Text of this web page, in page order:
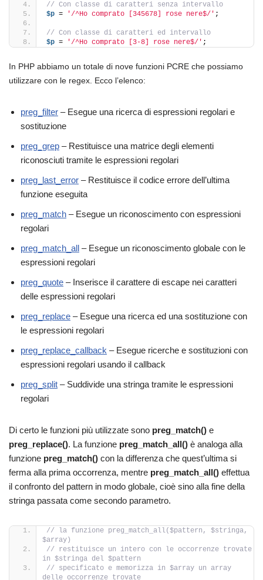
// Con classe di caratteri senza intervallo
$p = '/^Ho comprato [345678] rose nere$/' ;
// Con classe di caratteri ed intervallo
$p = '/^Ho comprato [3-8] rose nere$/' ;
In PHP abbiamo un totale di nove funzioni PCRE che possiamo
utilizzare con le regex. Ecco l’elenco:
preg_filter – Esegue una ricerca di espressioni regolari e
sostituzione
preg_grep – Restituisce una matrice degli elementi
riconosciuti tramite le espressioni regolari
preg_last_error – Restituisce il codice errore dell’ultima
funzione eseguita
preg_match – Esegue un riconoscimento con espressioni
regolari
preg_match_all – Esegue un riconoscimento globale con le
espressioni regolari
preg_quote – Inserisce il carattere di escape nei caratteri
delle espressioni regolari
preg_replace – Esegue una ricerca ed una sostituzione con
le espressioni regolari
preg_replace_callback – Esegue ricerche e sostituzioni con
espressioni regolari usando il callback
preg_split – Suddivide una stringa tramite le espressioni
regolari
Di certo le funzioni più utilizzate sono preg_match() e
preg_replace(). La funzione preg_match_all() è analoga alla
funzione preg_match() con la differenza che quest’ultima si
ferma alla prima occorrenza, mentre preg_match_all() effettua
il confronto del pattern in modo globale, cioè sino alla fine della
stringa passata come secondo parametro.
// la funzione preg_match_all($pattern, $stringa,
$array)
// restituisce un intero con le occorrenze trovate
in $stringa del $pattern
// specificato e memorizza in $array un array
delle occorrenze trovate